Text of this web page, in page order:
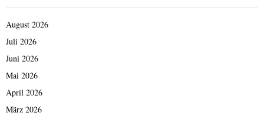
August 2026
Juli 2026
Juni 2026
Mai 2026
April 2026
März 2026